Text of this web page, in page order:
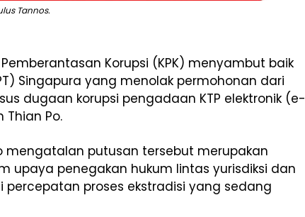
Tannos.
Korupsi (KPK) menyambut baik
Singapura yang menolak permohonan dari
dugaan korupsi pengadaan KTP elektronik (e-
Thian Po.
mengatalan putusan tersebut merupakan
upaya penegakan hukum lintas yurisdiksi dan
proses ekstradisi yang sedang